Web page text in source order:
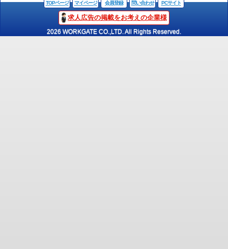
TOPページ マイページ 会員登録 問い合わせ PCサイト
求人広告の掲載をお考えの企業様
2026 WORKGATE CO.,LTD. All Rights Reserved.